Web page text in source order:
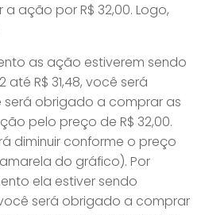
ação por R$ 32,00. Logo,
as ação estiverem sendo
R$ 31,48, você será
será obrigado a comprar as
pelo preço de R$ 32,00.
diminuir conforme o preço
do gráfico). Por
ela estiver sendo
será obrigado a comprar